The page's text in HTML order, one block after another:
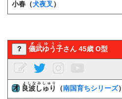
小春（犬夜叉）
？ 儀武ゆう子
ぎぶゆうこ
さん 45歳 O型
良波しゅり
よしなみしゅり
（南国育ちシリーズ）